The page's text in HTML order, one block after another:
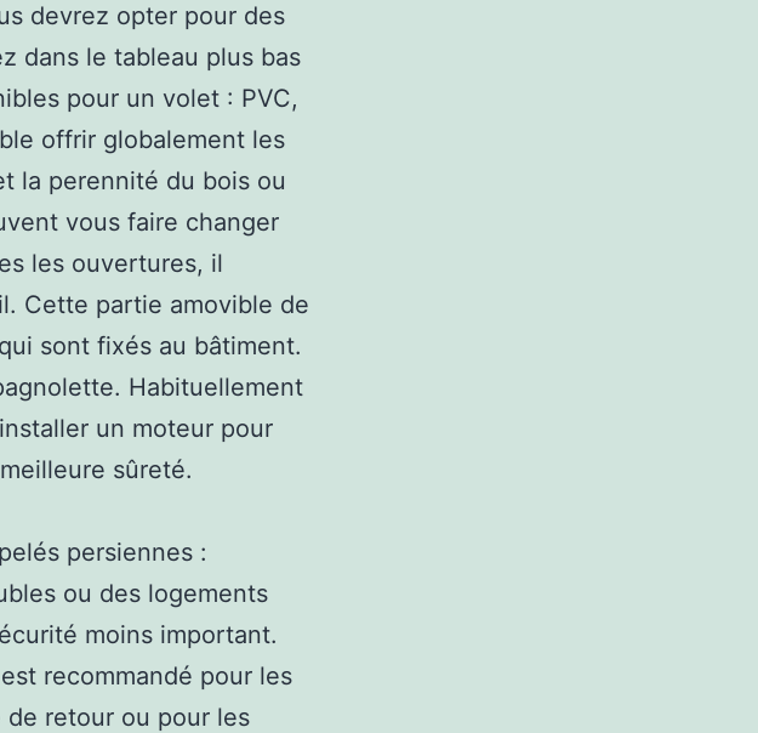
devrez opter pour des
dans le tableau plus bas
pour un volet : PVC,
offrir globalement les
la perennité du bois ou
vous faire changer
les ouvertures, il
Cette partie amovible de
sont fixés au bâtiment.
Habituellement
un moteur pour
sûreté.
persiennes :
ou des logements
moins important.
recommandé pour les
de retour ou pour les